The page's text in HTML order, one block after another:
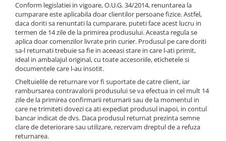
Conform legislatiei in vigoare, O.U.G. 34/2014, renuntarea la
cumparare este aplicabila doar clientilor persoane fizice. Astfel,
daca doriti sa renuntati la cumparare, puteti face acest lucru in
termen de 14 zile de la primirea produsului. Aceasta regula se
aplica doar comenzilor livrate prin curier. Produsul pe care doriti
sa-l returnati trebuie sa fie in aceeasi stare in care l-ati primit,
ideal in ambalajul original, cu toate accesoriile, etichetele si
documentele care l-au insotit.
Cheltuielile de returnare vor fi suportate de catre client, iar
rambursarea contravalorii produsului se va efectua in cel mult 14
zile de la primirea confirmarii returnarii sau de la momentul in
care ne trimiteti dovezi ca ati expediat produsul inapoi, in contul
bancar indicat de dvs. Daca produsul returnat prezinta semne
clare de deteriorare sau utilizare, rezervam dreptul de a refuza
returnarea.